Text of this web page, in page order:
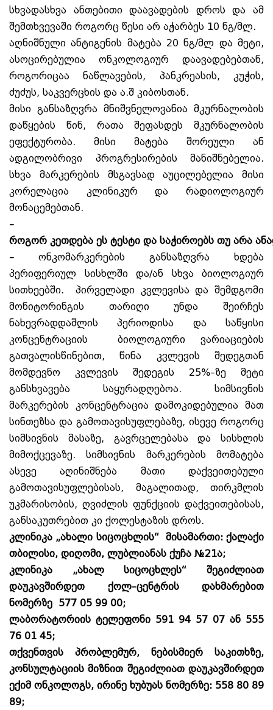
სხვადასხვა ანთებითი დაავადების დროს და ამ
შემთხვევაში როგორც წესი არ აჭარბეს 10 ნგ/მლ.
აღნიშნული ანტიგენის მატება 20 ნგ/მლ და მეტი,
ასოცირებულია ონკოლოგიურ დაავადებებთან,
როგორიცაა ნაწლავების, პანკრეასის, კუჭის,
ძუძუს, საკვერცხის და ა.შ კიბოსთან.
მისი განსაზღვრა მნიშვნელოვანია მკურნალობის
დაწყების წინ, რათა შეფასდეს მკურნალობის
ეფექტურობა. მისი მატება შორეული ან
ადგილობრივი პროგრესირების მანიშნებელია.
სხვა მარკერების მსგავსად აუცილებელია მისი
კორელაცია კლინიკურ და რადიოლოგიურ
მონაცემებთან.
–
როგორ კეთდება ეს ტესტი და საჭიროებს თუ არა
– ონკომარკერების განსაზღვრა ხდება
პერიფერიულ სისხლში და/ან სხვა ბიოლოგიურ
სითხეებში. პირველადი კვლევისა და შემდგომი
მონიტორინგის თარიღი უნდა შეირჩეს
ნახევრადდაშლის პერიოდისა და საწყისი
კონცენტრაციის ბიოლოგიური ვარიაციების
გათვალისწინებით, წინა კვლევის შედეგთან
მომდევნო კვლევის შედეგის 25%–ზე მეტი
განსხვავება საყურადღებოა. სიმსივნის
მარკერების კონცენტრაცია დამოკიდებულია მათ
სინთეზსა და გამოთავისუფლებაზე, ისევე როგორც
სიმსივნის მასაზე, გავრცელებასა და სისხლის
მიმოქცევაზე. სიმსივნის მარკერების მომატება
ასევე აღინიშნება მათი დაქვეითებული
გამოთავისუფლებისას, მაგალითად, თირკმლის
უკმარისობის, ღვიძლის ფუნქციის დაქვეითებისას,
განსაკუთრებით კი ქოლესტაზის დროს.
კლინიკა „ახალი სიცოცხლის“ მისამართი: ქალაქი
თბილისი, დიღომი, ლუბლიანას ქუჩა №21ა;
კლინიკა „ახალ სიცოცხლეს“ შეგიძლიათ
დაუკავშირდეთ ქოლ–ცენტრის დახმარებით
ნომერზე 577 05 99 00;
ლაბორატორიის ტელეფონი 591 94 57 07 ან 555
76 01 45;
თქვენთვის პრობლემურ, ნებისმიერ საკითხზე,
კონსულტაციის მიზნით შეგიძლიათ დაუკავშირდეთ
ექიმ ონკოლოგს, ირინე ხუბუას ნომერზე: 558 80 89
89;